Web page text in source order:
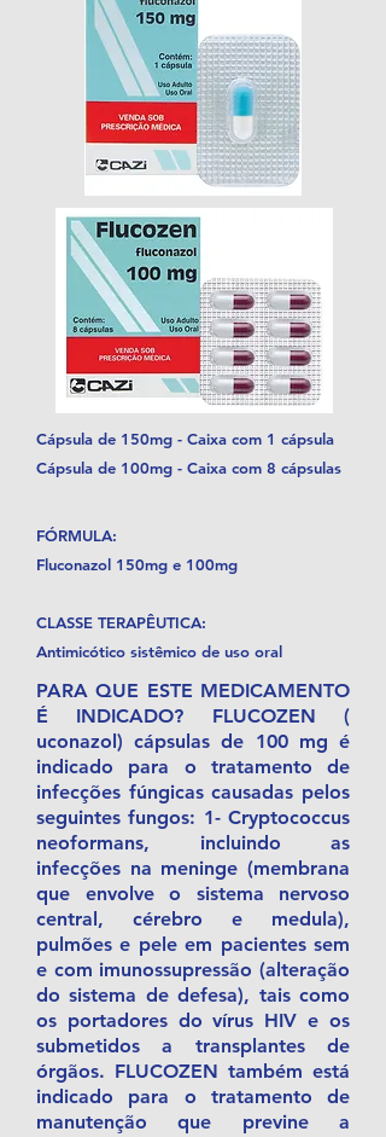
Cápsula de 150mg - Caixa com 1 cápsula
Cápsula de 100mg - Caixa com 8 cápsulas
FÓRMULA:
Fluconazol 150mg e 100mg
CLASSE TERAPÊUTICA:
Antimicótico sistêmico de uso oral
PARA QUE ESTE MEDICAMENTO
É INDICADO? FLUCOZEN (
uconazol) cápsulas de 100 mg é
indicado para o tratamento de
infecções fúngicas causadas pelos
seguintes fungos: 1- Cryptococcus
neoformans, incluindo as
infecções na meninge (membrana
que envolve o sistema nervoso
central, cérebro e medula),
pulmões e pele em pacientes sem
e com imunossupressão (alteração
do sistema de defesa), tais como
os portadores do vírus HIV e os
submetidos a transplantes de
órgãos. FLUCOZEN também está
indicado para o tratamento de
manutenção que previne a